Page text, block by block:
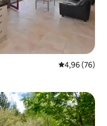
Prosječna
4,96 (76)
„Odabrali gosti”